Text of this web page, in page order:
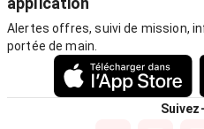
Alertes offres, suivi de mission,
portée de main.